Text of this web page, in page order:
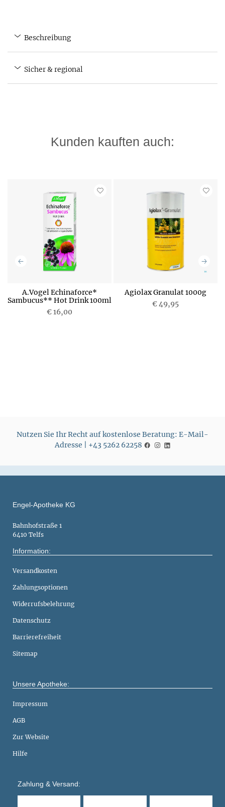
Beschreibung
Sicher & regional
Kunden kauften auch:
A.Vogel Echinaforce*
Sambucus** Hot Drink 100ml
€ 16,00
Agiolax Granulat 1000g
€ 49,95
Nutzen Sie Ihr Recht auf kostenlose Beratung: E-Mail-
Adresse | +43 5262 62258
Engel-Apotheke KG
Bahnhofstraße 1
6410 Telfs
Information:
Versandkosten
Zahlungsoptionen
Widerrufsbelehrung
Datenschutz
Barrierefreiheit
Sitemap
Unsere Apotheke:
Impressum
AGB
Zur Website
Hilfe
Zahlung & Versand: